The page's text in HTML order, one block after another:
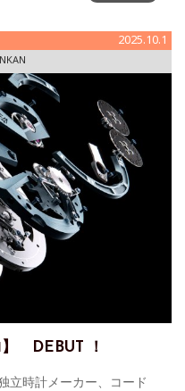
2025.10.1
】 DEBUT ！
立時計メーカー、コード